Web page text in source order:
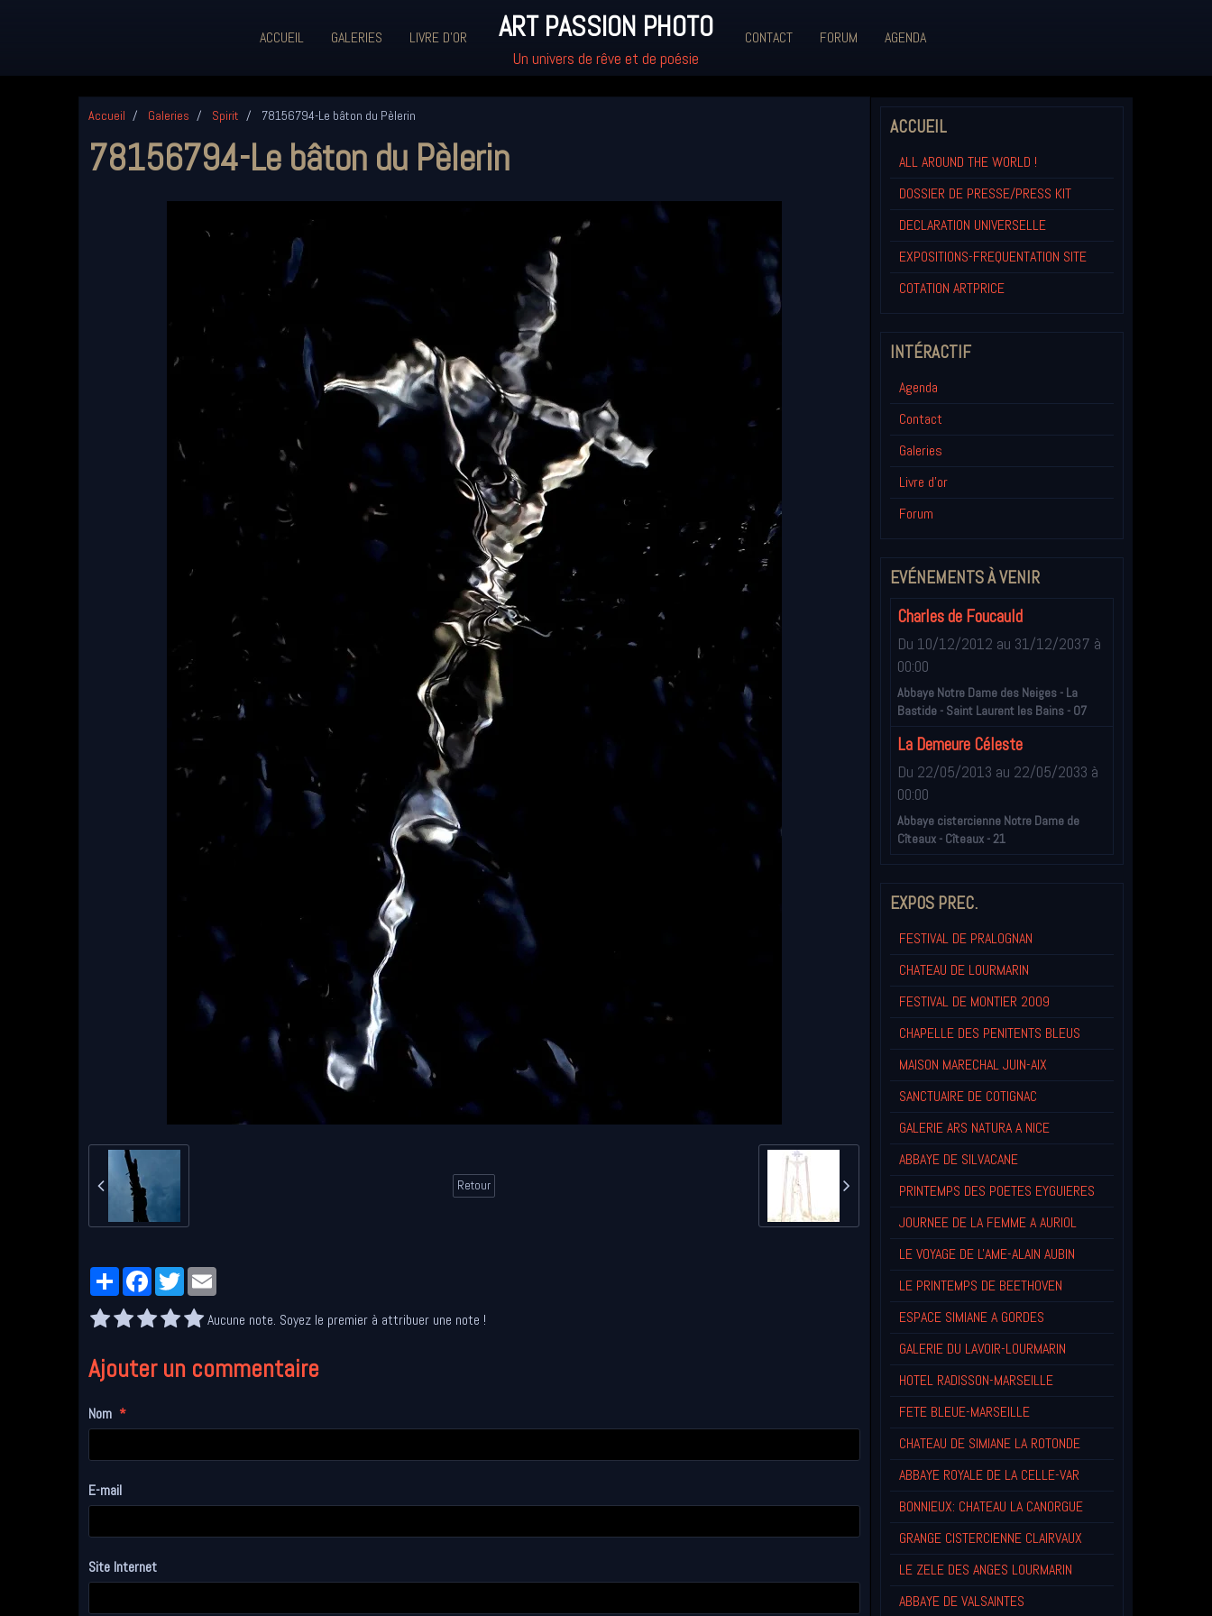
ACCUEIL GALERIES LIVRE D'OR ART PASSION PHOTO
Un univers de rêve et de poésie
CONTACT FORUM AGENDA
Accueil Galeries Spirit 78156794-Le bâton du Pèlerin
78156794-Le bâton du Pèlerin
Retour
PartagerFacebookTwitter
Aucune note. Soyez le premier à attribuer une note !
Ajouter un commentaire
Nom
E-mail
Site Internet
ACCUEIL
ALL AROUND THE WORLD !
DOSSIER DE PRESSE/PRESS KIT
DECLARATION UNIVERSELLE
EXPOSITIONS-FREQUENTATION SITE
COTATION ARTPRICE
INTÉRACTIF
Agenda
Contact
Galeries
Livre d'or
Forum
EVÉNEMENTS À VENIR
Charles de Foucauld
Du 10/12/2012 au 31/12/2037 à
00:00
Abbaye Notre Dame des Neiges - La
Bastide - Saint Laurent les Bains - 07
La Demeure Céleste
Du 22/05/2013 au 22/05/2033 à
00:00
Abbaye cistercienne Notre Dame de
Cîteaux - Cîteaux - 21
EXPOS PREC.
FESTIVAL DE PRALOGNAN
CHATEAU DE LOURMARIN
FESTIVAL DE MONTIER 2009
CHAPELLE DES PENITENTS BLEUS
MAISON MARECHAL JUIN-AIX
SANCTUAIRE DE COTIGNAC
GALERIE ARS NATURA A NICE
ABBAYE DE SILVACANE
PRINTEMPS DES POETES EYGUIERES
JOURNEE DE LA FEMME A AURIOL
LE VOYAGE DE L'AME-ALAIN AUBIN
LE PRINTEMPS DE BEETHOVEN
ESPACE SIMIANE A GORDES
GALERIE DU LAVOIR-LOURMARIN
HOTEL RADISSON-MARSEILLE
FETE BLEUE-MARSEILLE
CHATEAU DE SIMIANE LA ROTONDE
ABBAYE ROYALE DE LA CELLE-VAR
BONNIEUX: CHATEAU LA CANORGUE
GRANGE CISTERCIENNE CLAIRVAUX
LE ZELE DES ANGES LOURMARIN
ABBAYE DE VALSAINTES